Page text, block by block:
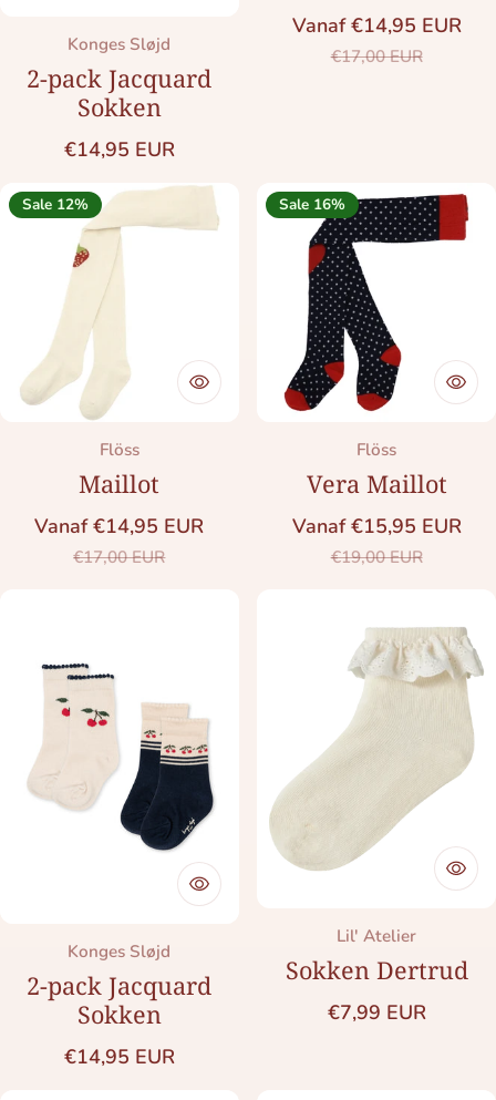
Merk:
Konges Sløjd
2-pack Jacquard
Sokken
Normale prijs
€14,95 EUR
Saleprijs
Vanaf €14,95 EUR
Normale
€17,00 EUR
Sale 12%
Merk:
Flöss
Maillot
Saleprijs
Vanaf €14,95 EUR
Normale prijs
€17,00 EUR
Sale 16%
Merk:
Flöss
Vera Maillot
Saleprijs
Vanaf €15,95 EUR
Normale
€19,00 EUR
Merk:
Konges Sløjd
2-pack Jacquard
Sokken
Normale prijs
€14,95 EUR
Merk:
Lil' Atelier
Sokken Dertrud
Normale prijs
€7,99 EUR